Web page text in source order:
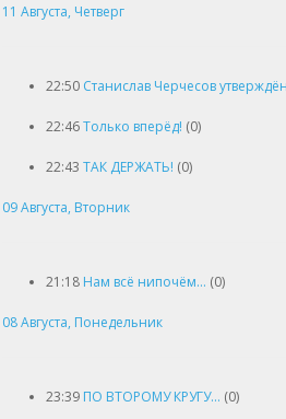
11 Августа, Четверг
22:50 Станислав Черчесов
22:46Только вперёд! (0)
22:43 ТАК ДЕРЖАТЬ! (0)
09 Августа, Вторник
21:18 Нам всё нипочём… (0)
08 Августа, Понедельник
23:39 ПО ВТОРОМУ КРУГУ… (0)